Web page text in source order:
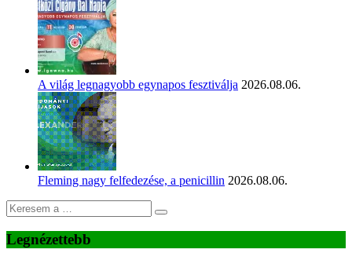
A világ legnagyobb egynapos fesztiválja 2026.08.06.
Fleming nagy felfedezése, a penicillin 2026.08.06.
Legnézettebb